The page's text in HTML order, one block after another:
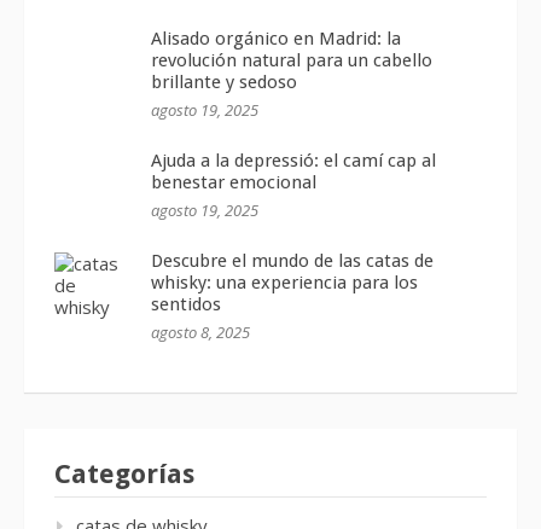
Alisado orgánico en Madrid: la
revolución natural para un cabello
brillante y sedoso
agosto 19, 2025
Ajuda a la depressió: el camí cap al
benestar emocional
agosto 19, 2025
Descubre el mundo de las catas de
whisky: una experiencia para los
sentidos
agosto 8, 2025
Categorías